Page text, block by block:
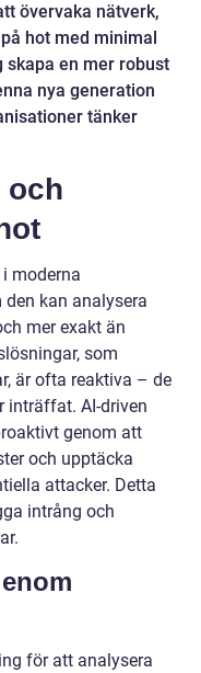
övervaka nätverk,
hot med minimal
skapa en mer robust
nya generation
tänker
och
i moderna
kan analysera
mer exakt än
som
är ofta reaktiva – de
inträffat. AI-driven
genom att
och upptäcka
attacker. Detta
intrång och
för att analysera